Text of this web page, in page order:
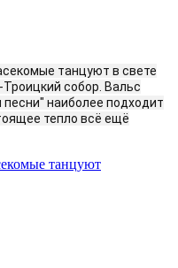
танцуют в свете
собор. Вальс
наиболее подходит
тепло всё ещё
танцуют